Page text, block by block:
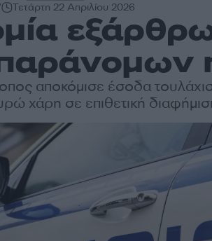
Τετάρτη 22 Απριλίου 2026
αποκόμισε έσοδα
χάρη σε επιθετική